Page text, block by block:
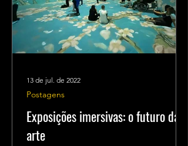
Exposições imersivas: o futuro da
arte
Postagens
13 de jul. de 2022